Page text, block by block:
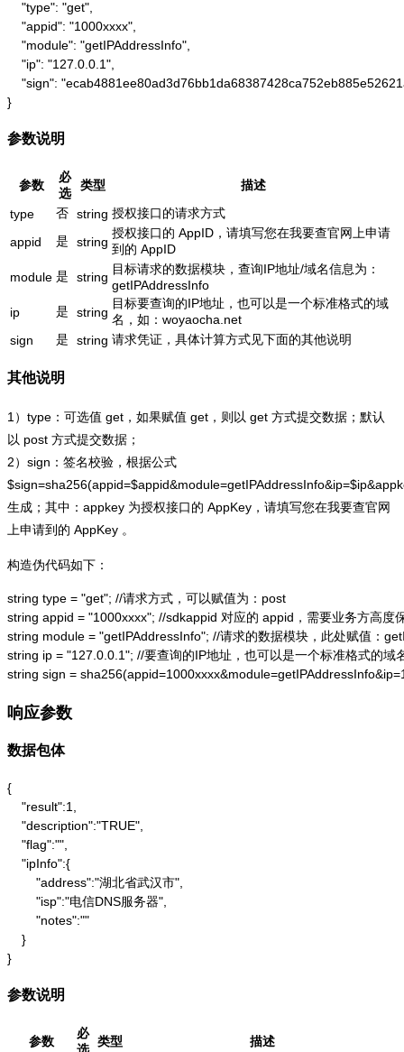
    "type": "get",
    "appid": "1000xxxx",
    "module": "getIPAddressInfo",
    "ip": "127.0.0.1",
"sign":
}
参数说明
参数
必
选
类型
描述
type
否 string 授权接口的请求方式
appid
是 string
授权接口的 AppID，请填写您在我要查官网上申请
到的 AppID
module 是 string
目标请求的数据模块，查询IP地址/域名信息为：
getIPAddressInfo
ip
是 string
目标要查询的IP地址，也可以是一个标准格式的域
名，如：woyaocha.net
sign
是 string 请求凭证，具体计算方式见下面的其他说明
其他说明
1）type：可选值 get，如果赋值 get，则以 get 方式提交数据；默认
以 post 方式提交数据；
2）sign：签名校验，根据公式
生成；其中：appkey 为授权接口的 AppKey，请填写您在我要查官网
上申请到的 AppKey 。
构造伪代码如下：
string type = "get"; //请求方式，可以赋值为：post
string appid = "1000xxxx"; //sdkappid 对应的 appid，需要业务方高度
string module = "getIPAddressInfo"; //请求的数据模块，此处赋值：
string ip = "127.0.0.1"; //要查询的IP地址，也可以是一个标准格式的域
string sign =
响应参数
数据包体
{
    "result":1,
    "description":"TRUE",
    "flag":"",
    "ipInfo":{
        "address":"湖北省武汉市",
        "isp":"电信DNS服务器",
        "notes":""
    }
}
参数说明
参数
必
类型 描述